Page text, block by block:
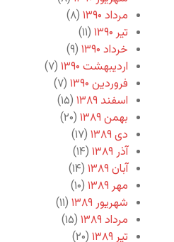
مرداد ۱۳۹۰
(۸)
تیر ۱۳۹۰
(۱۱)
خرداد ۱۳۹۰
(۹)
اردیبهشت ۱۳۹۰
(۷)
فروردین ۱۳۹۰
(۷)
اسفند ۱۳۸۹
(۱۵)
بهمن ۱۳۸۹
(۲۰)
دی ۱۳۸۹
(۱۷)
آذر ۱۳۸۹
(۱۴)
آبان ۱۳۸۹
(۱۴)
مهر ۱۳۸۹
(۱۰)
شهریور ۱۳۸۹
(۱۱)
مرداد ۱۳۸۹
(۱۵)
تیر ۱۳۸۹
(۲۰)